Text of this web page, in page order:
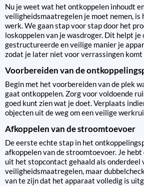
Nu je weet wat het ontkoppelen inhoudt
veiligheidsmaatregelen je moet nemen,
werk. We gaan stap voor stap door het
loskoppelen van je wasdroger. Dit helpt je
gestructureerde en veilige manier je
zodat je later niet voor verrassingen komt
Voorbereiden van de
Begin met het voorbereiden van de plek
gaat ontkoppelen. Zorg voor voldoende
goed kunt zien wat je doet. Verplaats
objecten uit de weg om een veilige
Afkoppelen van de stroomtoevoer
De eerste echte stap in het
afkoppelen van de stroomtoevoer. Je
uit het stopcontact gehaald als onderdeel
veiligheidsmaatregelen, maar
van te zijn dat het apparaat volledig is